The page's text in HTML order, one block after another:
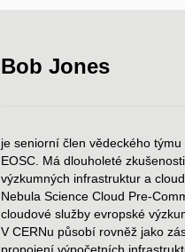
Bob Jones
je seniorní člen vědeckého týmu
EOSC. Má dlouholeté
výzkumných infrastruktur a
Nebula Science Cloud Pre-
cloudové služby evropské
V CERNu působí rovněž jako